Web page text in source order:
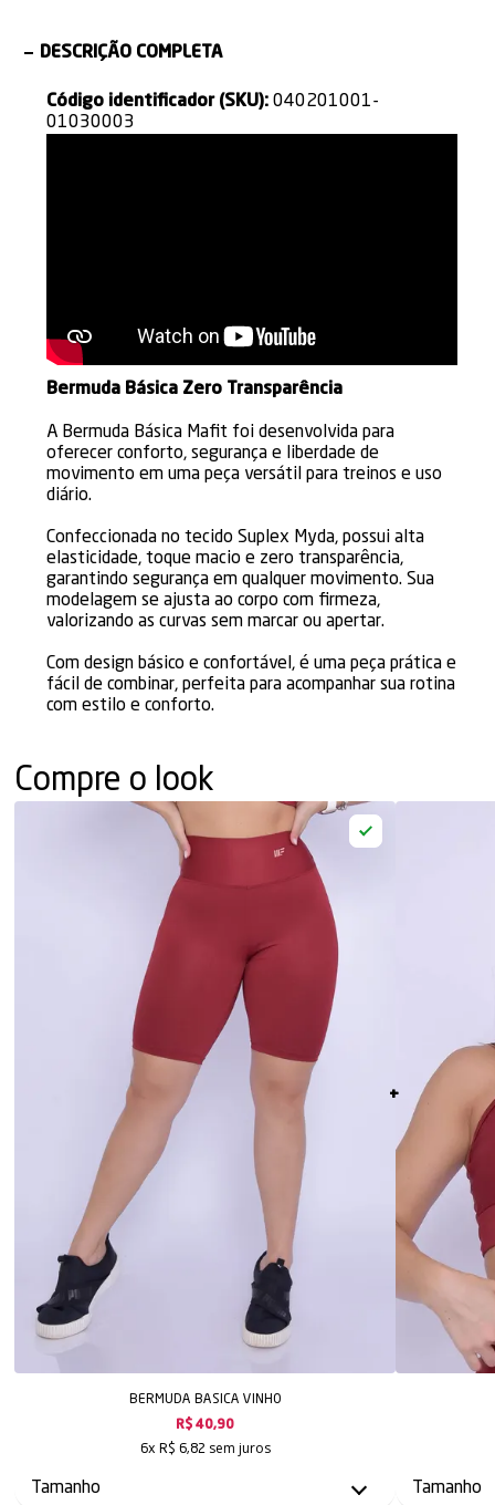
DESCRIÇÃO COMPLETA
Código identificador (SKU): 040201001-
01030003
Bermuda Básica Zero Transparência
A Bermuda Básica Mafit foi desenvolvida para
oferecer conforto, segurança e liberdade de
movimento em uma peça versátil para treinos e uso
diário.
Confeccionada no tecido Suplex Myda, possui alta
elasticidade, toque macio e zero transparência,
garantindo segurança em qualquer movimento. Sua
modelagem se ajusta ao corpo com firmeza,
valorizando as curvas sem marcar ou apertar.
Com design básico e confortável, é uma peça prática e
fácil de combinar, perfeita para acompanhar sua rotina
com estilo e conforto.
Compre o look
BERMUDA BASICA VINHO
R$ 40,90
6x R$ 6,82 sem juros